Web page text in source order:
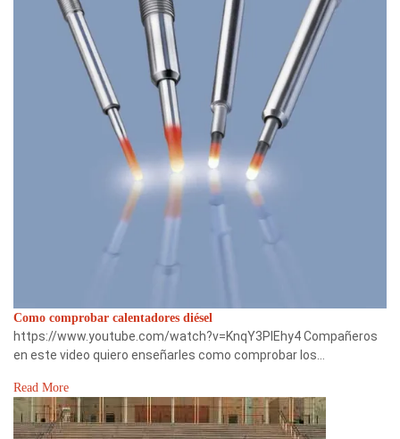
Como comprobar calentadores diésel
https://www.youtube.com/watch?v=KnqY3PIEhy4 Compañeros
en este video quiero enseñarles como comprobar los…
Read More